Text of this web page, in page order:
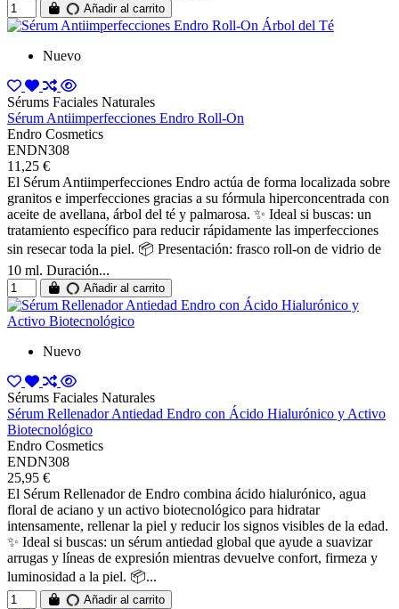
Añadir al carrito
Nuevo
Sérums Faciales Naturales
Sérum Antiimperfecciones Endro Roll-On
Endro Cosmetics
ENDN308
11,25 €
El Sérum Antiimperfecciones Endro actúa de forma localizada sobre
granitos e imperfecciones gracias a su fórmula hiperconcentrada con
aceite de avellana, árbol del té y palmarosa. ✨ Ideal si buscas: un
tratamiento específico para reducir rápidamente las imperfecciones
sin resecar toda la piel. 📦 Presentación: frasco roll-on de vidrio de
10 ml. Duración...
Añadir al carrito
Nuevo
Sérums Faciales Naturales
Sérum Rellenador Antiedad Endro con Ácido Hialurónico y Activo
Biotecnológico
Endro Cosmetics
ENDN308
25,95 €
El Sérum Rellenador de Endro combina ácido hialurónico, agua
floral de aciano y un activo biotecnológico para hidratar
intensamente, rellenar la piel y reducir los signos visibles de la edad.
✨ Ideal si buscas: un sérum antiedad global que ayude a suavizar
arrugas y líneas de expresión mientras devuelve confort, firmeza y
luminosidad a la piel. 📦...
Añadir al carrito